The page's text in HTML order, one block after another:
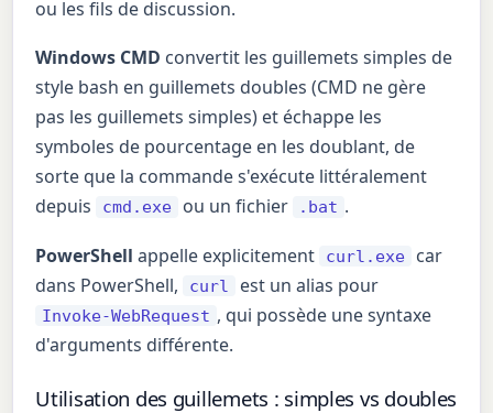
ou les fils de discussion.
Windows CMD convertit les guillemets simples de
style bash en guillemets doubles (CMD ne gère
pas les guillemets simples) et échappe les
symboles de pourcentage en les doublant, de
sorte que la commande s'exécute littéralement
depuis
cmd.exe ou un fichier .bat .
PowerShell appelle explicitement curl.exe
car
dans PowerShell,
curl est un alias pour
Invoke-WebRequest , qui possède une syntaxe
d'arguments différente.
Utilisation des guillemets : simples vs doubles